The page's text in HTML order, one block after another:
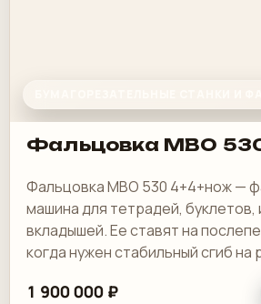
Фальцовка MBO
Фальцовка MBO 530 4+4+нож —
машина для тетрадей, буклетов,
вкладышей. Ее ставят на
когда нужен стабильный сгиб
и понятная переналадка под
1 900 000 ₽